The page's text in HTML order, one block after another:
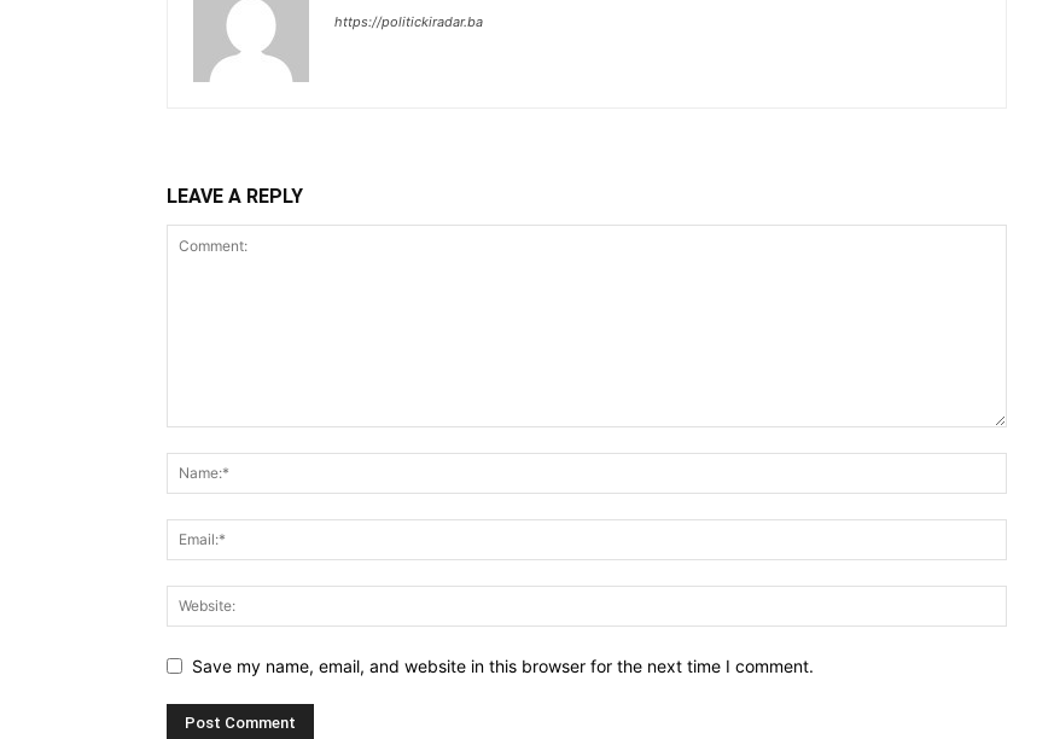
https://politickiradar.ba
LEAVE A REPLY
Save my name, email, and website in this browser for the next time I comment.